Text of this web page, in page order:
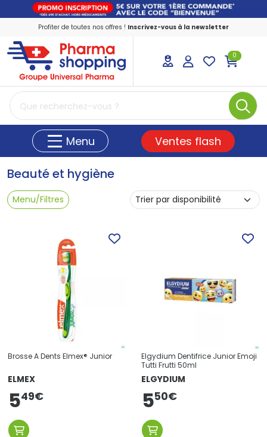
Profiter de toutes nos offres ! Inscrivez-vous à la newsletter
PharmaShopping Votre pharmacie en
0
Menu Ventes flash
Beauté et hygiène
Menu/Filtres
Brosse A Dents Elmex® Junior
ELMEX
549€
Elgydium Dentifrice Junior Emoji
Tutti Frutti 50ml
ELGYDIUM
550€